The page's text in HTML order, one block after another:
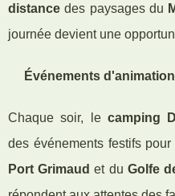
distance des paysages du
journée devient une
Événements
Chaque soir, le camping
des événements festifs
Port Grimaud et du Golfe